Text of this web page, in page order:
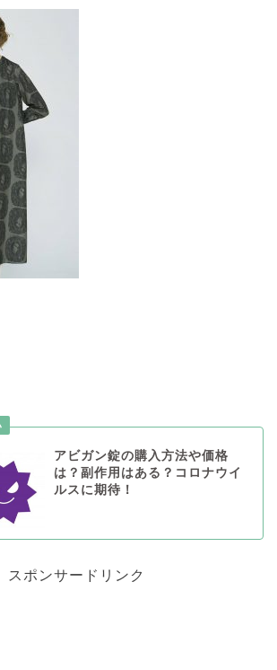
アビガン錠の購入方法や価格
は？副作用はある？コロナウイ
ルスに期待！
スポンサードリンク